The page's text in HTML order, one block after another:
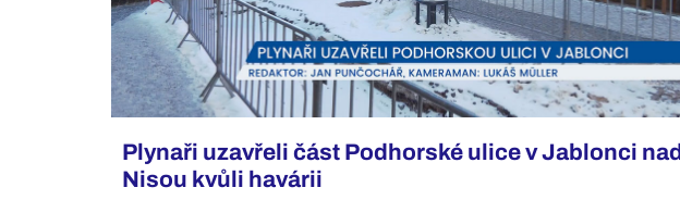
Plynaři uzavřeli část Podhorské ulice v Jablonci nad
Nisou kvůli havárii